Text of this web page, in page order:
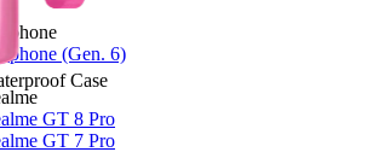
(Gen. 6)
GT 8 Pro
GT 7 Pro
Case